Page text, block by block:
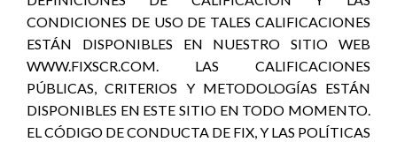
CONDICIONES DE USO DE TALES CALIFICACIONES
ESTÁN DISPONIBLES EN NUESTRO SITIO WEB
WWW.FIXSCR.COM. LAS CALIFICACIONES
PÚBLICAS, CRITERIOS Y METODOLOGÍAS ESTÁN
DISPONIBLES EN ESTE SITIO EN TODO MOMENTO.
EL CÓDIGO DE CONDUCTA DE FIX, Y LAS POLÍTICAS